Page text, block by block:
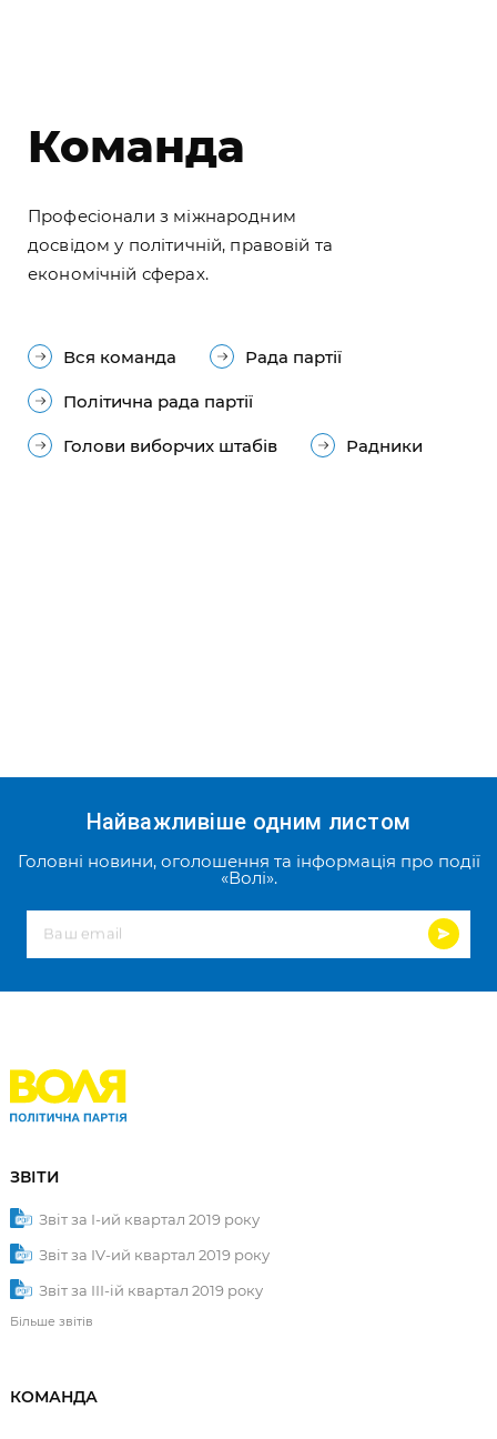
Команда
Професіонали з міжнародним
досвідом у політичній, правовій та
економічній сферах.
Вся команда Рада партії
Політична рада партії
Голови виборчих штабів Радники
Найважливіше одним листом
Головні новини, оголошення та інформація про події
«Волі».
Ваш email
ЗВІТИ
Звіт за І-ий квартал 2019 року
Звіт за ІV-ий квартал 2019 року
Звіт за ІІІ-ій квартал 2019 року
Більше звітів
КОМАНДА